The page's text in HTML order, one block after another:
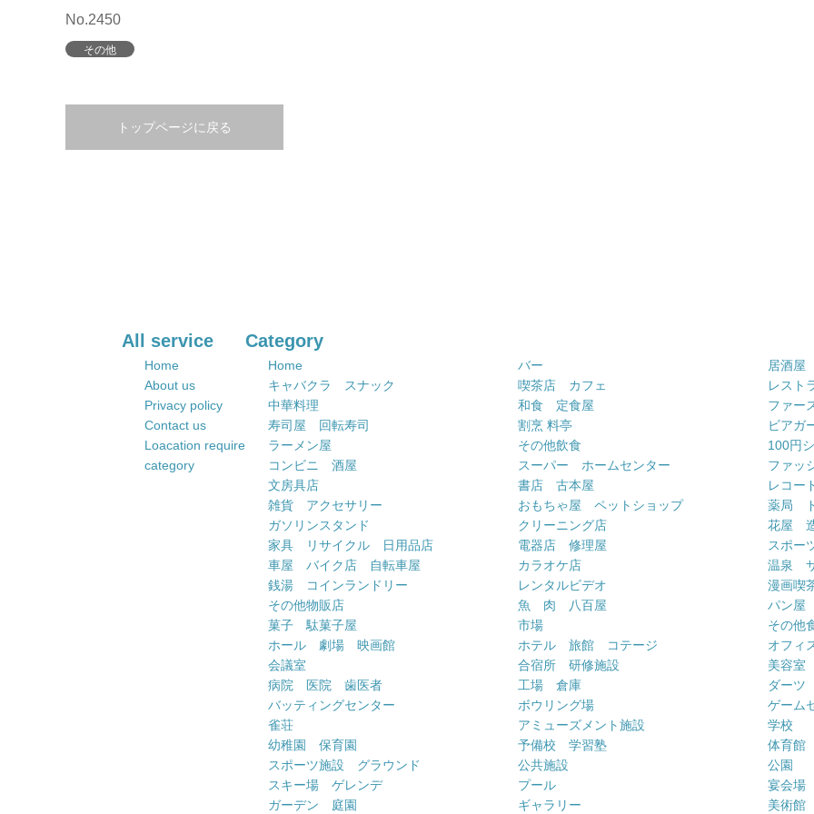
No.2450
その他
トップページに戻る
All service
Home
About us
Privacy policy
Contact us
Loacation require
category
Category
Home バー
居酒屋
キャバクラ スナック
喫茶店 カフェ
レスト
中華料理
和食 定食屋
ファー
寿司屋 回転寿司
割烹 料亭
ビアガ
ラーメン屋
その他飲食
100円
コンビニ 酒屋
スーパー ホームセンター
ファッ
文房具店
書店 古本屋
レコー
雑貨 アクセサリー
おもちゃ屋 ペットショップ
薬局
ガソリンスタンド
クリーニング店
花屋
家具 リサイクル 日用品店
電器店 修理屋
スポー
車屋 バイク店 自転車屋
カラオケ店
温泉
銭湯 コインランドリー
レンタルビデオ
漫画喫
その他物販店
魚 肉 八百屋
パン屋
菓子 駄菓子屋
市場
その他
ホール 劇場 映画館
ホテル 旅館 コテージ
オフィ
会議室
合宿所 研修施設
美容室
病院 医院 歯医者
工場 倉庫
ダーツ
バッティングセンター
ボウリング場
ゲーム
雀荘
アミューズメント施設
学校
幼稚園 保育園
予備校 学習塾
体育館
スポーツ施設 グラウンド
公共施設
公園
スキー場 ゲレンデ
プール
宴会場
ガーデン 庭園
ギャラリー 美術館